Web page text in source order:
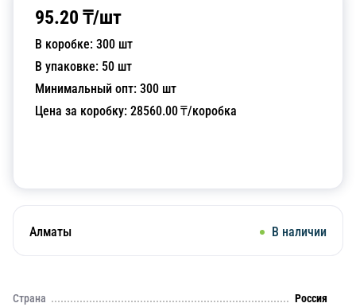
95.20 ₸/шт
В коробке: 300 шт
В упаковке: 50 шт
Минимальный опт: 300 шт
Цена за коробку: 28560.00₸/коробка
Алматы В наличии
Страна
Россия